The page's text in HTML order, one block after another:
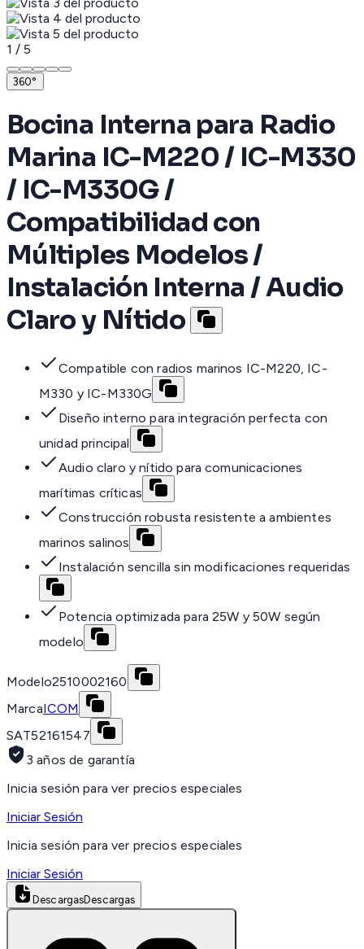
1 / 5
360°
Bocina Interna para Radio
Marina IC-M220 / IC-M330
/ IC-M330G /
Compatibilidad con
Múltiples Modelos /
Instalación Interna / Audio
Claro y Nítido
Compatible con radios marinos IC-M220, IC-
M330 y IC-M330G
Diseño interno para integración perfecta con
unidad principal
Audio claro y nítido para comunicaciones
marítimas críticas
Construcción robusta resistente a ambientes
marinos salinos
Instalación sencilla sin modificaciones requeridas
Potencia optimizada para 25W y 50W según
modelo
Modelo2510002160
MarcaICOM
SAT52161547
3 años de garantía
Inicia sesión para ver precios especiales
Iniciar Sesión
Inicia sesión para ver precios especiales
Iniciar Sesión
DescargasDescargas